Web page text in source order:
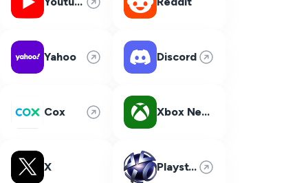
Yahoo Discord
Cox Xbox Network
X Playstation Network